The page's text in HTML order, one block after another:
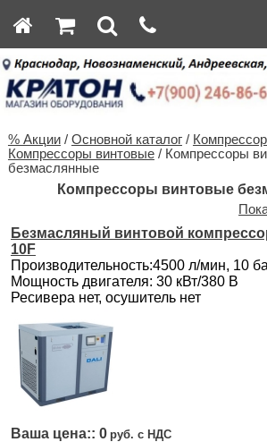
% Акции/ Основной каталог/
Компрессоры винтовые/ Компрессоры
безмаслянные
Компрессоры винтовые
Безмасляный винтовой
10F
Производительность:4500 л/мин, 10
Мощность двигателя: 30 кВт/380 В
Ресивера нет, осушитель нет
0